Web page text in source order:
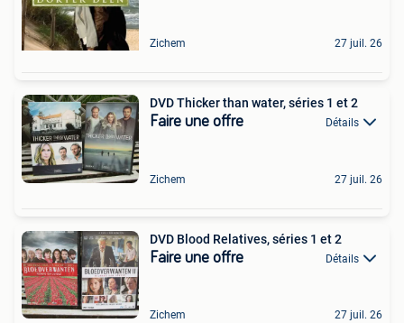
Zichem 27 juil. 26
DVD Thicker than water, séries 1 et 2
Faire une offre Détails
Zichem 27 juil. 26
DVD Blood Relatives, séries 1 et 2
Faire une offre Détails
Zichem 27 juil. 26